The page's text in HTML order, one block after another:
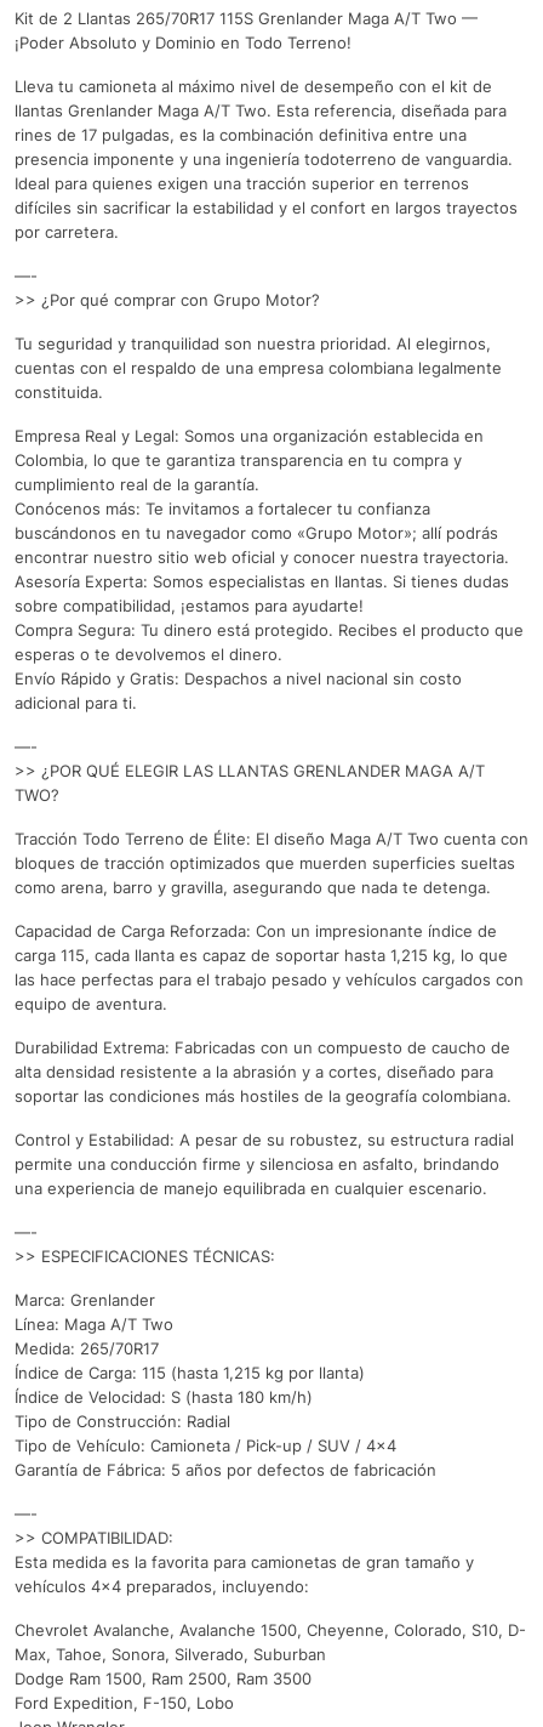
Kit de 2 Llantas 265/70R17 115S Grenlander Maga A/T Two —
¡Poder Absoluto y Dominio en Todo Terreno!
Lleva tu camioneta al máximo nivel de desempeño con el kit de
llantas Grenlander Maga A/T Two. Esta referencia, diseñada para
rines de 17 pulgadas, es la combinación definitiva entre una
presencia imponente y una ingeniería todoterreno de vanguardia.
Ideal para quienes exigen una tracción superior en terrenos
difíciles sin sacrificar la estabilidad y el confort en largos trayectos
por carretera.
—-
>> ¿Por qué comprar con Grupo Motor?
Tu seguridad y tranquilidad son nuestra prioridad. Al elegirnos,
cuentas con el respaldo de una empresa colombiana legalmente
constituida.
Empresa Real y Legal: Somos una organización establecida en
Colombia, lo que te garantiza transparencia en tu compra y
cumplimiento real de la garantía.
Conócenos más: Te invitamos a fortalecer tu confianza
buscándonos en tu navegador como «Grupo Motor»; allí podrás
encontrar nuestro sitio web oficial y conocer nuestra trayectoria.
Asesoría Experta: Somos especialistas en llantas. Si tienes dudas
sobre compatibilidad, ¡estamos para ayudarte!
Compra Segura: Tu dinero está protegido. Recibes el producto que
esperas o te devolvemos el dinero.
Envío Rápido y Gratis: Despachos a nivel nacional sin costo
adicional para ti.
—-
>> ¿POR QUÉ ELEGIR LAS LLANTAS GRENLANDER MAGA A/T
TWO?
Tracción Todo Terreno de Élite: El diseño Maga A/T Two cuenta con
bloques de tracción optimizados que muerden superficies sueltas
como arena, barro y gravilla, asegurando que nada te detenga.
Capacidad de Carga Reforzada: Con un impresionante índice de
carga 115, cada llanta es capaz de soportar hasta 1,215 kg, lo que
las hace perfectas para el trabajo pesado y vehículos cargados con
equipo de aventura.
Durabilidad Extrema: Fabricadas con un compuesto de caucho de
alta densidad resistente a la abrasión y a cortes, diseñado para
soportar las condiciones más hostiles de la geografía colombiana.
Control y Estabilidad: A pesar de su robustez, su estructura radial
permite una conducción firme y silenciosa en asfalto, brindando
una experiencia de manejo equilibrada en cualquier escenario.
—-
>> ESPECIFICACIONES TÉCNICAS:
Marca: Grenlander
Línea: Maga A/T Two
Medida: 265/70R17
Índice de Carga: 115 (hasta 1,215 kg por llanta)
Índice de Velocidad: S (hasta 180 km/h)
Tipo de Construcción: Radial
Tipo de Vehículo: Camioneta / Pick-up / SUV / 4×4
Garantía de Fábrica: 5 años por defectos de fabricación
—-
>> COMPATIBILIDAD:
Esta medida es la favorita para camionetas de gran tamaño y
vehículos 4×4 preparados, incluyendo:
Chevrolet Avalanche, Avalanche 1500, Cheyenne, Colorado, S10, D-
Max, Tahoe, Sonora, Silverado, Suburban
Dodge Ram 1500, Ram 2500, Ram 3500
Ford Expedition, F-150, Lobo